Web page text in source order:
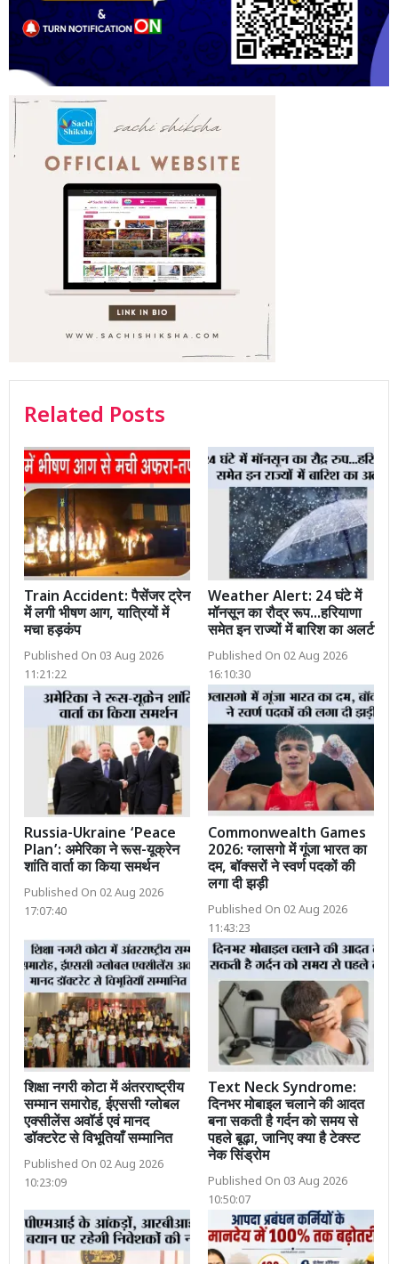
Related Posts
Train Accident: पैसेंजर ट्रेन
में लगी भीषण आग, यात्रियों में
मचा हड़कंप
Published On 03 Aug 2026
11:21:22
Weather Alert: 24 घंटे में
मॉनसून का रौद्र रूप...हरियाणा
समेत इन राज्यों में बारिश का अलर्ट
Published On 02 Aug 2026
16:10:30
Russia-Ukraine ‘Peace
Plan’: अमेरिका ने रूस-यूक्रेन
शांति वार्ता का किया समर्थन
Published On 02 Aug 2026
17:07:40
Commonwealth Games
2026: ग्लासगो में गूंजा भारत का
दम, बॉक्सरों ने स्वर्ण पदकों की
लगा दी झड़ी
Published On 02 Aug 2026
11:43:23
शिक्षा नगरी कोटा में अंतरराष्ट्रीय
सम्मान समारोह, ईएससी ग्लोबल
एक्सीलेंस अवॉर्ड एवं मानद
डॉक्टरेट से विभूतियाँ सम्मानित
Published On 02 Aug 2026
10:23:09
Text Neck Syndrome:
दिनभर मोबाइल चलाने की आदत
बना सकती है गर्दन को समय से
पहले बूढ़ा, जानिए क्या है टेक्स्ट
नेक सिंड्रोम
Published On 03 Aug 2026
10:50:07